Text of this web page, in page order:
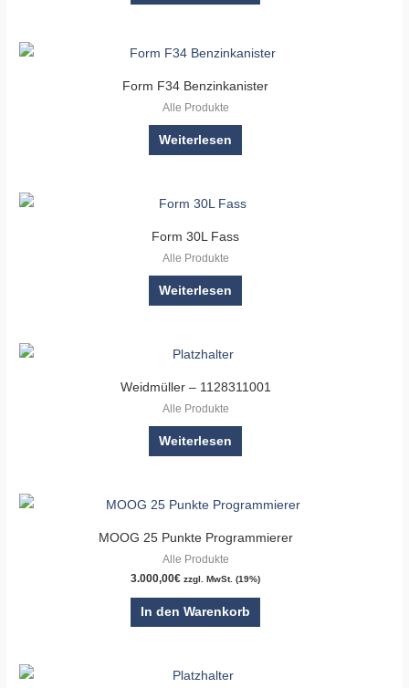
Form F34 Benzinkanister
Alle Produkte
Weiterlesen
Form 30L Fass
Alle Produkte
Weiterlesen
Weidmüller – 1128311001
Alle Produkte
Weiterlesen
MOOG 25 Punkte Programmierer
Alle Produkte
3.000,00€ zzgl. MwSt. (19%)
In den Warenkorb